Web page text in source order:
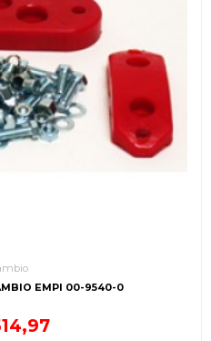
EMPI 00-9540-0